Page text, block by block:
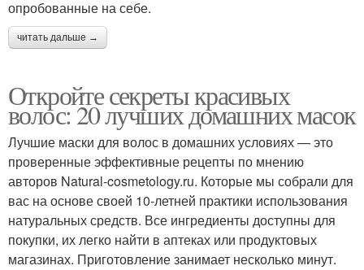
опробованные на себе.
читать дальше →
Откройте секреты красивых
волос: 20 лучших домашних масок
Лучшие маски для волос в домашних условиях — это
проверенные эффективные рецепты по мнению
авторов Natural-cosmetology.ru. Которые мы собрали для
вас на основе своей 10-летней практики использования
натуральных средств. Все ингредиенты доступны для
покупки, их легко найти в аптеках или продуктовых
магазинах. Приготовление занимает несколько минут.